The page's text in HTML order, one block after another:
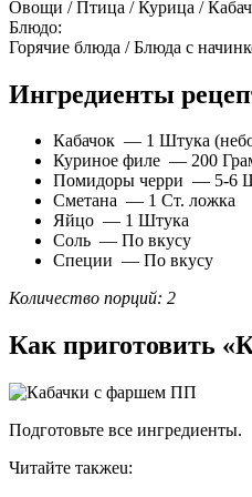
Овощи / Птица / Курица /
Блюдо:
Горячие блюда / Блюда с
Ингредиенты
Кабачок — 1 Штука
Куриное филе — 200
Помидоры черри — 5-6
Сметана — 1 Ст. ложка
Яйцо — 1 Штука
Соль — По вкусу
Специи — По вкусу
Количество порций: 2
Как приготовить
Подготовьте все ингредиенты.
Читайте такжеu: